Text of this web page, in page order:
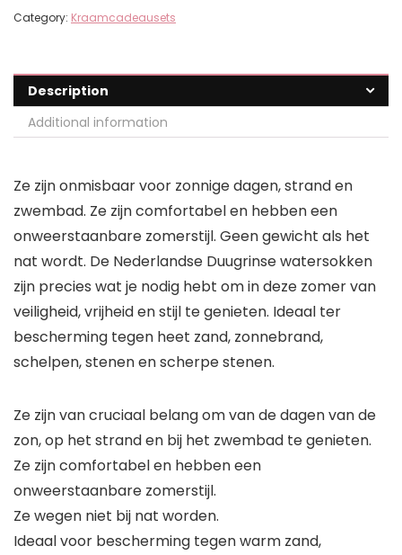
Category: Kraamcadeausets
Description
Additional information
Ze zijn onmisbaar voor zonnige dagen, strand en
zwembad. Ze zijn comfortabel en hebben een
onweerstaanbare zomerstijl. Geen gewicht als het
nat wordt. De Nederlandse Duugrinse watersokken
zijn precies wat je nodig hebt om in deze zomer van
veiligheid, vrijheid en stijl te genieten. Ideaal ter
bescherming tegen heet zand, zonnebrand,
schelpen, stenen en scherpe stenen.
Ze zijn van cruciaal belang om van de dagen van de
zon, op het strand en bij het zwembad te genieten.
Ze zijn comfortabel en hebben een
onweerstaanbare zomerstijl.
Ze wegen niet bij nat worden.
Ideaal voor bescherming tegen warm zand,